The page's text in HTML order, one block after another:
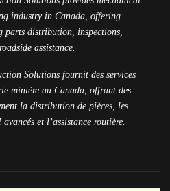
industry in Canada, offering
parts distribution, inspections,
assistance.
Solutions fournit des services
minière au Canada, offrant des
la distribution de pièces, les
et l’assistance routière.